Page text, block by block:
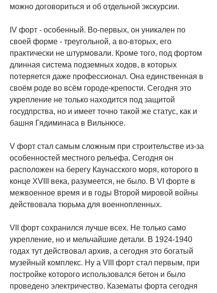
можно договориться и об отдельной экскурсии.
IV форт - особенный. Во-первых, он уникален по
своей форме - треугольной, а во-вторых, его
практически не штурмовали. Кроме того, под фортом
длинная система подземных ходов, в которых
потеряется даже профессионал. Она единственная в
своём роде во всём городе-крепости. Сегодня это
укрепление не только находится под защитой
госудпрства, но и имеет точно такой же статус, как и
башня Гядиминаса в Вильнюсе.
V форт стал самым сложным при строительстве из-за
особенностей местного рельефа. Сегодня он
расположен на берегу Каунасского моря, которого в
конце XVIII века, разумеется, не было. В VI форте в
межвоенное время и в годы Второй мировой войны
действовала тюрьма для военнопленных.
VII форт сохранился лучше всех. Не только само
укрепление, но и мельчайшие детали. В 1924-1940
годах тут действовал архив, а сегодня это богатый
музейный комплекс. Ну а VIII форт стал первым, при
постройке которого использовался бетон и было
проведено электричество. Казематы форта сегодня